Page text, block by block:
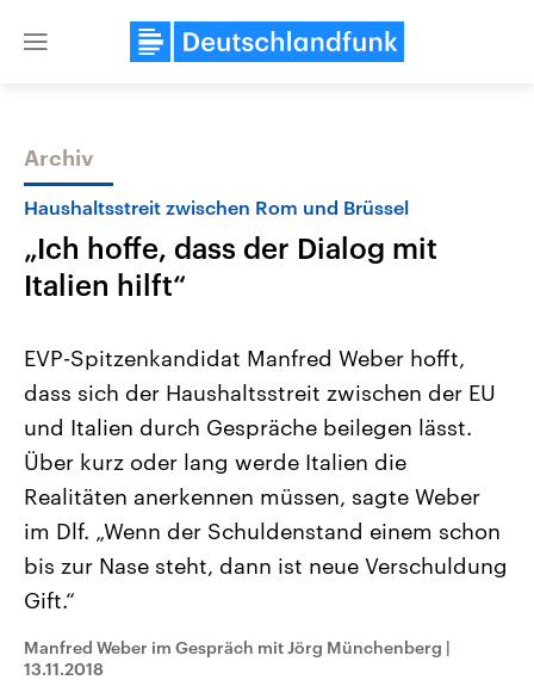
Close
Themen
Landtagswahl Sachsen-Anhalt
2026
Alle Informationen
Sachsen-Anhalt wählt am 6.
September 2026 einen neuen
Landtag. Seit 2021 wird das
Bundesland von einer Koalition aus
Umfragen, Prognosen,
Wahlprogramme, aktuelle Berichte
und Hintergründe zu den Parteien
Wahl.
USA
Aktuelle Beiträge,
Hintergründe
Wirtschaftlich und
gehören die Vereinigten
den mächtigsten Ländern
mit großem Einfluss auf
Sendungen
Audio-Archiv
Archiv
Haushaltsstreit zwischen Rom und Brüssel
„Ich hoffe, dass der Dialog mit
Italien hilft“
EVP-Spitzenkandidat Manfred Weber hofft,
dass sich der Haushaltsstreit zwischen der EU
und Italien durch Gespräche beilegen lässt.
Über kurz oder lang werde Italien die
Realitäten anerkennen müssen, sagte Weber
im Dlf. „Wenn der Schuldenstand einem schon
bis zur Nase steht, dann ist neue Verschuldung
Gift.“
Manfred Weber im Gespräch mit Jörg Münchenberg |
13.11.2018